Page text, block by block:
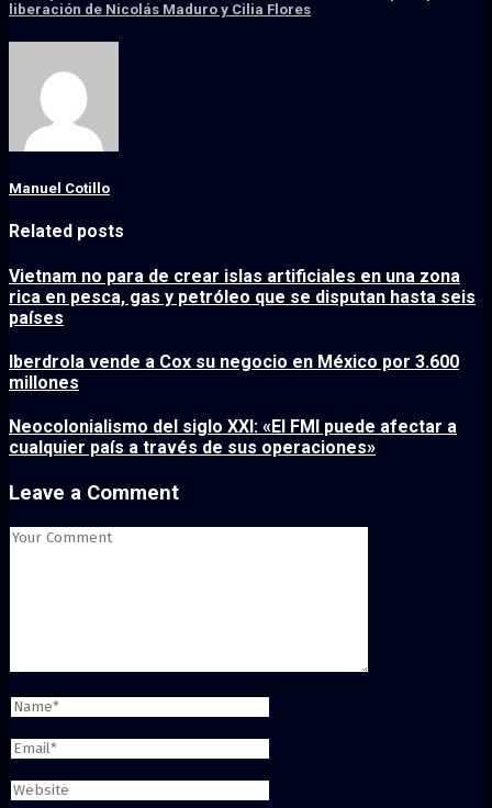
liberación de Nicolás Maduro y Cilia Flores
Manuel Cotillo
Related posts
Vietnam no para de crear islas artificiales en una zona
rica en pesca, gas y petróleo que se disputan hasta seis
países
Iberdrola vende a Cox su negocio en México por 3.600
millones
Neocolonialismo del siglo XXI: «El FMI puede afectar a
cualquier país a través de sus operaciones»
Leave a Comment